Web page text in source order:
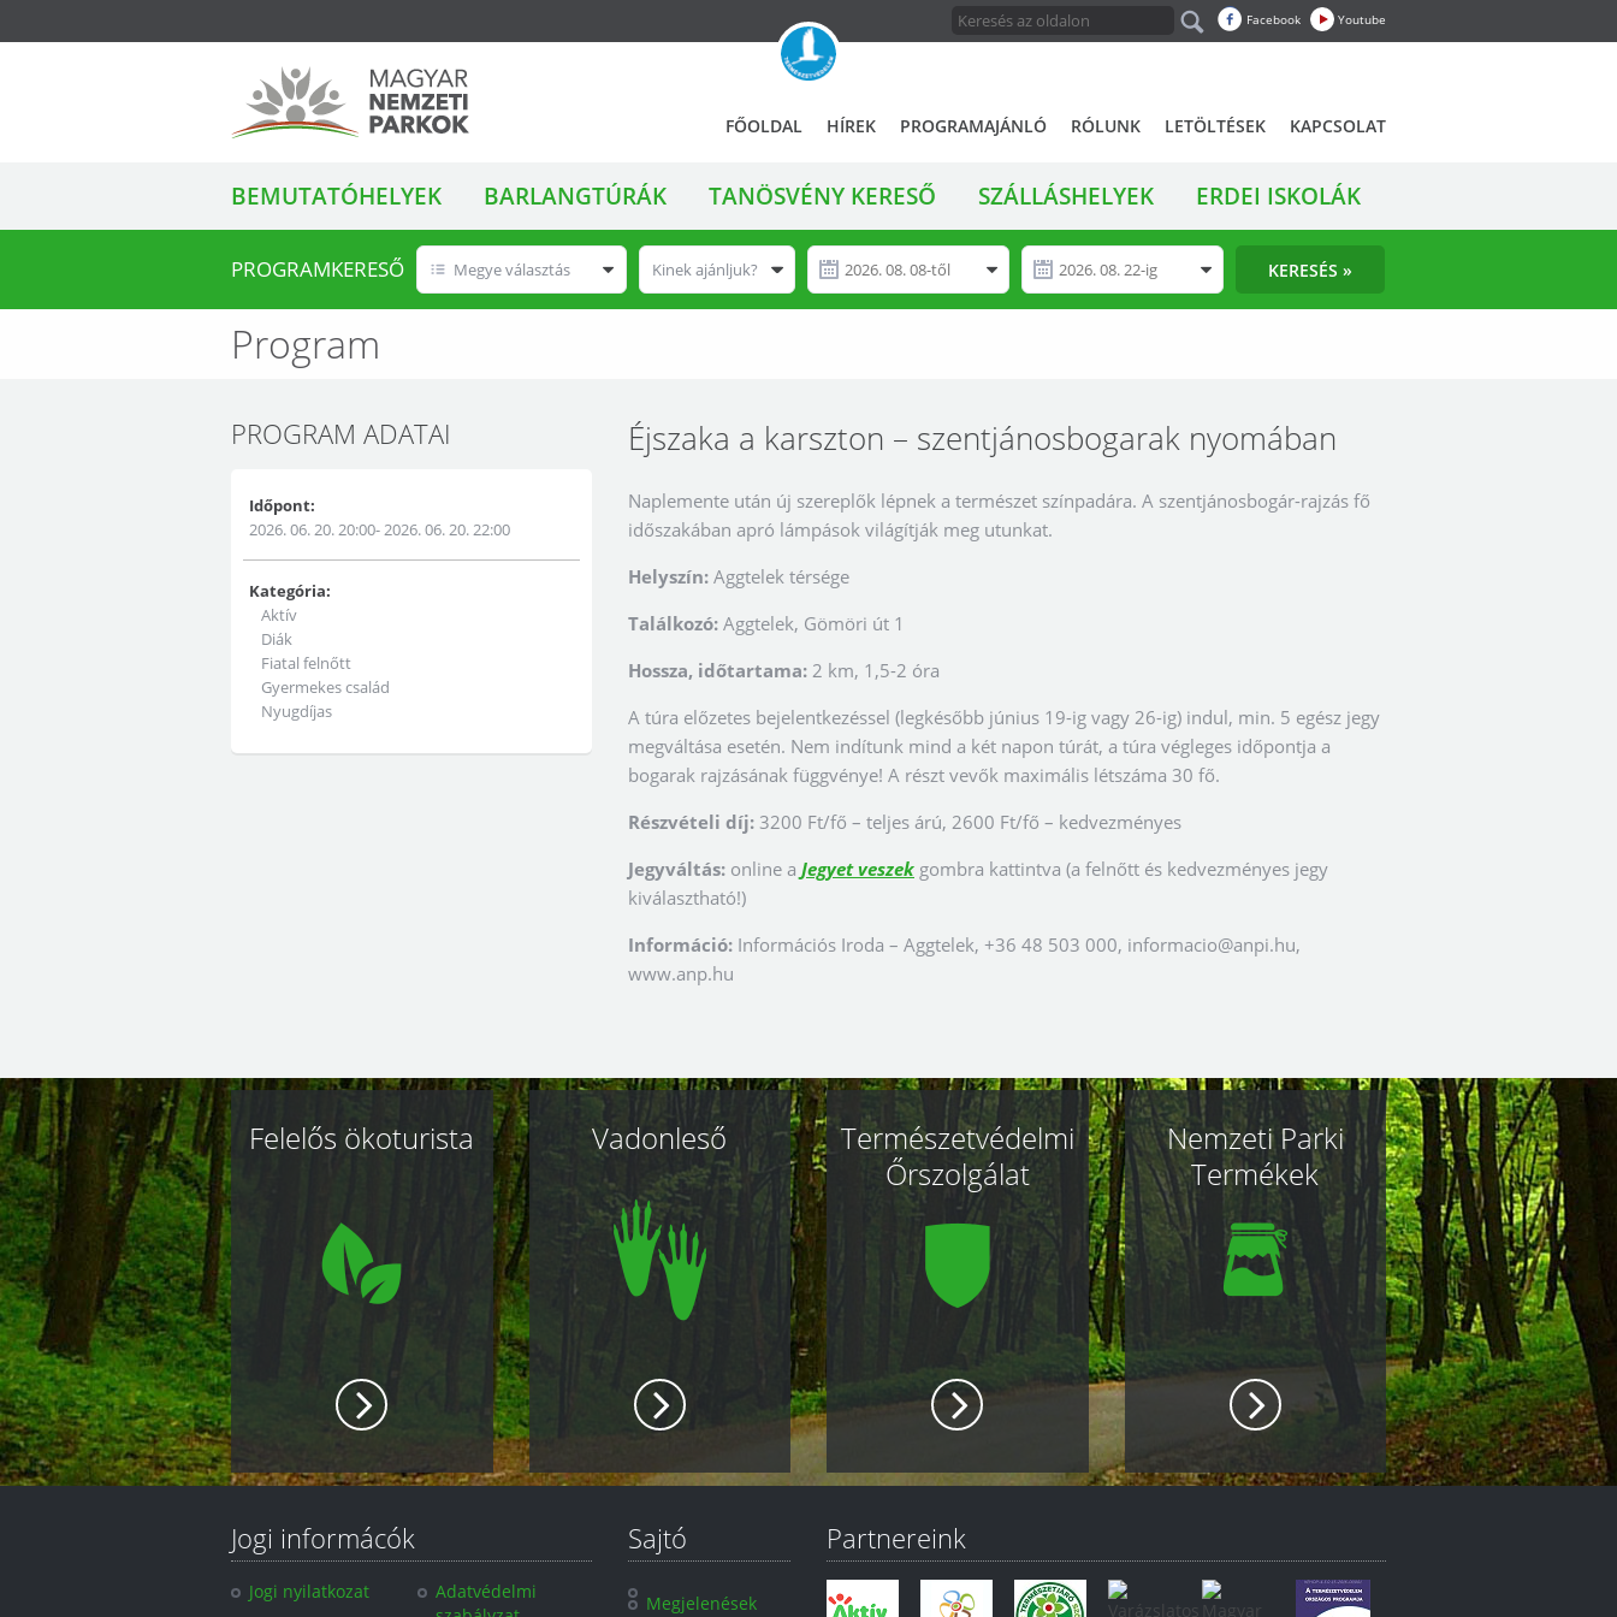
A
természetvédelem
honlapja
Facebook Youtube
Magyar Nemzeti
Parkok
FŐMENÜ
FŐOLDAL HÍREK PROGRAMAJÁNLÓ RÓLUNK LETÖLTÉSEK KAPCSOLAT
ALMENÜ
BEMUTATÓHELYEK BARLANGTÚRÁK TANÖSVÉNY KERESŐ SZÁLLÁSHELYEK ERDEI ISKOLÁK
PROGRAMKERESŐ Megye választás Kinek ajánljuk? KERESÉS »
Program
PROGRAM ADATAI
Időpont:
2026. 06. 20. 20:00- 2026. 06. 20. 22:00
Kategória:
Aktív
Diák
Fiatal felnőtt
Gyermekes család
Nyugdíjas
Éjszaka a karszton – szentjánosbogarak nyomában
Naplemente után új szereplők lépnek a természet színpadára. A szentjánosbogár-rajzás fő
időszakában apró lámpások világítják meg utunkat.
Helyszín: Aggtelek térsége
Találkozó: Aggtelek, Gömöri út 1
Hossza, időtartama: 2 km, 1,5-2 óra
A túra előzetes bejelentkezéssel (legkésőbb június 19-ig vagy 26-ig) indul, min. 5 egész jegy
megváltása esetén. Nem indítunk mind a két napon túrát, a túra végleges időpontja a
bogarak rajzásának függvénye! A részt vevők maximális létszáma 30 fő.
Részvételi díj: 3200 Ft/fő – teljes árú, 2600 Ft/fő – kedvezményes
Jegyváltás: online a Jegyet veszek gombra kattintva (a felnőtt és kedvezményes jegy
kiválasztható!)
Információ: Információs Iroda – Aggtelek, +36 48 503 000, informacio@anpi.hu,
www.anp.hu
Kapcsolódó
oldalak
Felelős ökoturista Vadonleső
Természetvédelmi
Őrszolgálat
Nemzeti Parki
Termékek
Jogi informácók
Jogi nyilatkozat
Adatvédelmi
Sajtó
Megjelenések
Partnereink